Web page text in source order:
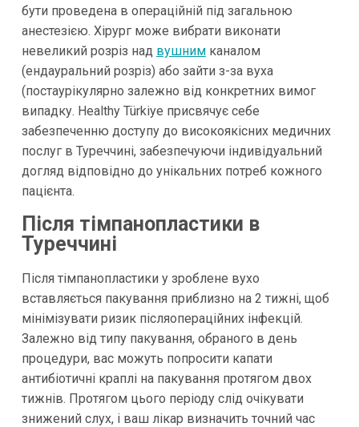
бути проведена в операційній під загальною
анестезією. Хірург може вибрати виконати
невеликий розріз над вушнимканалом
(ендауральний розріз) або зайти з-за вуха
(постаурікулярно залежно від конкретних вимог
випадку. Healthy Türkiye присвячує себе
забезпеченню доступу до високоякісних медичних
послуг в Туреччині, забезпечуючи індивідуальний
догляд відповідно до унікальних потреб кожного
пацієнта.
Після тімпанопластики в
Туреччині
Після тімпанопластики у зроблене вухо
вставляється пакування приблизно на 2 тижні, щоб
мінімізувати ризик післяопераційних інфекцій.
Залежно від типу пакування, обраного в день
процедури, вас можуть попросити капати
антибіотичні краплі на пакування протягом двох
тижнів. Протягом цього періоду слід очікувати
знижений слух, і ваш лікар визначить точний час